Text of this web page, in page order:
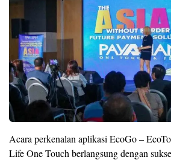
Acara perkenalan aplikasi EcoGo –
Life One Touch berlangsung dengan